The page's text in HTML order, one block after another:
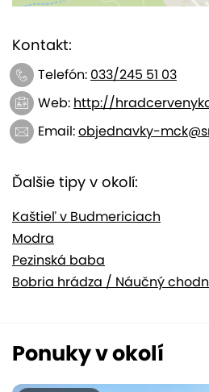
Kontakt:
Telefón: 033/245 51 03
Web: http://
Email:objednavky-
Ďalšie tipy v okolí:
Kaštieľ v Budmericiach
Modra
Pezinská baba
Bobria hrádza / Náučný
Ponuky v okolí